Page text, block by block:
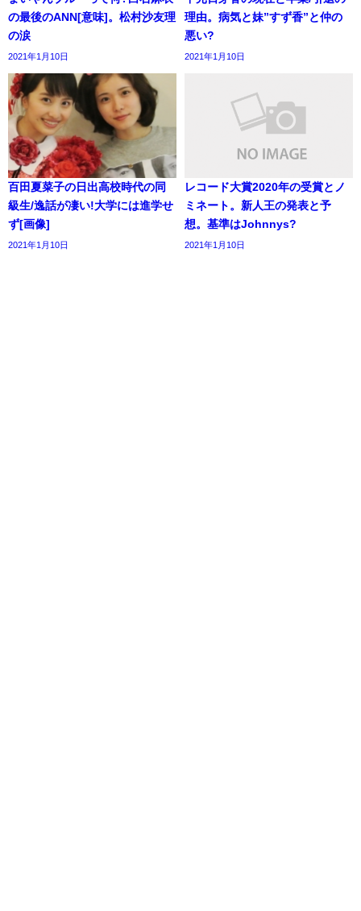
の最後のANN[意味]。松村沙友理
の涙
2021年1月10日
理由。病気と妹”すず香”と仲の
悪い?
2021年1月10日
百田夏菜子の日出高校時代の同
級生/逸話が凄い!大学には進学せ
ず[画像]
2021年1月10日
レコード大賞2020年の受賞とノ
ミネート。新人王の発表と予
想。基準はJohnnys?
2021年1月10日